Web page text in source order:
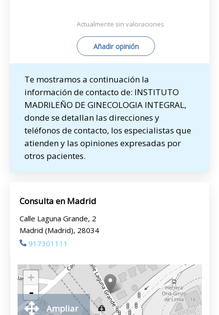
Actualmente sin valoraciones
Añadir opinión
Te mostramos a continuación la
información de contacto de: INSTITUTO
MADRILEÑO DE GINECOLOGIA INTEGRAL,
donde se detallan las direcciones y
teléfonos de contacto, los especialistas que
atienden y las opiniones expresadas por
otros pacientes.
Consulta en Madrid
Calle Laguna Grande, 2
Madrid (Madrid), 28034
917301111
+
-
Ampliar